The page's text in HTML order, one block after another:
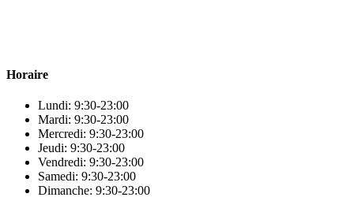
Horaire
Lundi: 9:30-23:00
Mardi: 9:30-23:00
Mercredi: 9:30-23:00
Jeudi: 9:30-23:00
Vendredi: 9:30-23:00
Samedi: 9:30-23:00
Dimanche: 9:30-23:00